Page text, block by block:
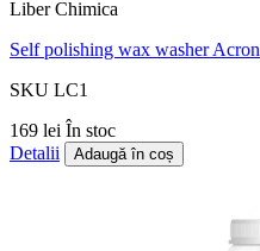
Liber Chimica
Self polishing wax washer Acron
SKU LC1
169 lei În stoc
Detalii
Adaugă în coș